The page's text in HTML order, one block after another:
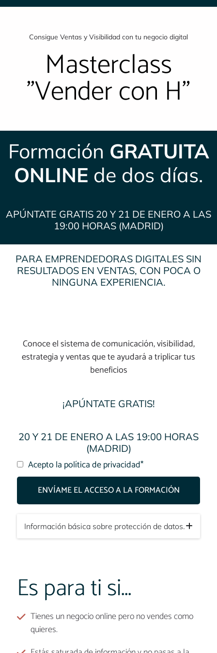
Consigue Ventas y Visibilidad con tu negocio digital
Masterclass
"Vender con H"
Formación GRATUITA
ONLINE de dos días.
APÚNTATE GRATIS 20 Y 21 DE ENERO A LAS
19:00 HORAS (MADRID)
PARA EMPRENDEDORAS DIGITALES SIN
RESULTADOS EN VENTAS, CON POCA O
NINGUNA EXPERIENCIA.
Conoce el sistema de comunicación, visibilidad,
estrategia y ventas que te ayudará a triplicar tus
beneficios
¡APÚNTATE GRATIS!
20 Y 21 DE ENERO A LAS 19:00 HORAS
(MADRID)
Acepto la política de privacidad*
ENVÍAME EL ACCESO A LA FORMACIÓN
Información básica sobre protección de datos.
info@yolandarosado.com
Finalidad
serán usados para poder atender sus solicitudes
y prestarle nuestros servicios.
interés: Únicamente le enviaremos
comunicaciones de su interés con su
Es para ti si...
Tienes un negocio online pero no vendes como
quieres.